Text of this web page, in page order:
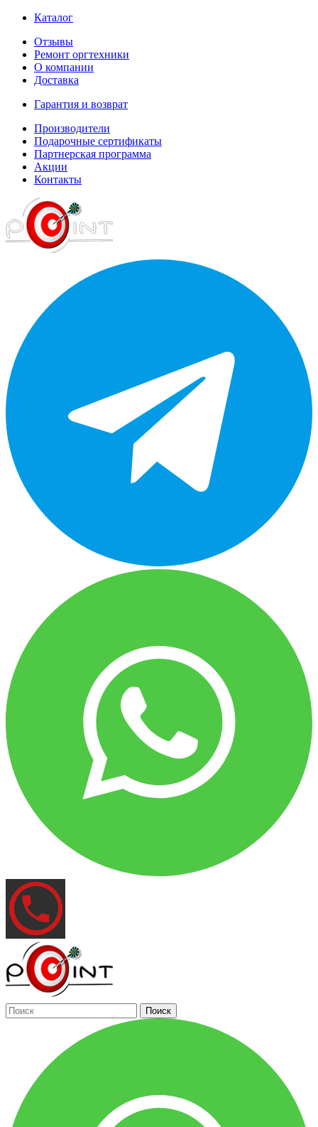
Каталог
Отзывы
Ремонт оргтехники
О компании
Доставка
Гарантия и возврат
Производители
Подарочные сертификаты
Партнерская программа
Акции
Контакты
Поиск